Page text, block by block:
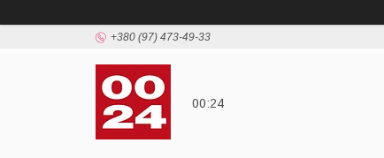
+380 (97) 473-49-33
00:24